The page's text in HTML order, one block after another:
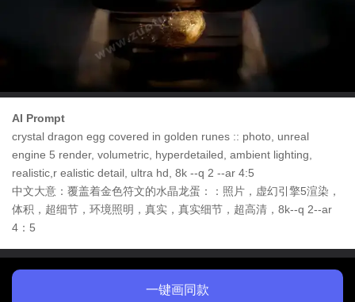
AI Prompt
crystal dragon egg covered in golden runes :: photo, unreal
engine 5 render, volumetric, hyperdetailed, ambient lighting,
realistic,r ealistic detail, ultra hd, 8k --q 2 --ar 4:5
中文大意：覆盖着金色符文的水晶龙蛋：：照片，虚幻引擎5渲染，
体积，超细节，环境照明，真实，真实细节，超高清，8k--q 2--ar
4：5
一键画同款